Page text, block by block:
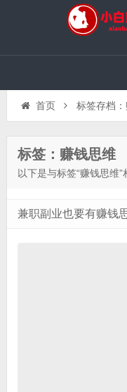
首页 标签存档
标签：赚钱思维
以下是与标签“赚钱思维
兼职副业也要有赚钱